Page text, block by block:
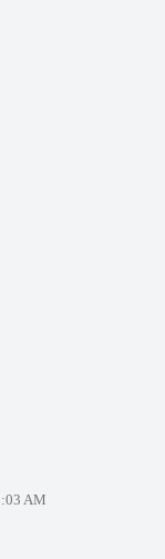
AM